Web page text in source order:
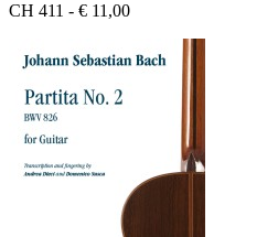
CH 411 - € 11,00